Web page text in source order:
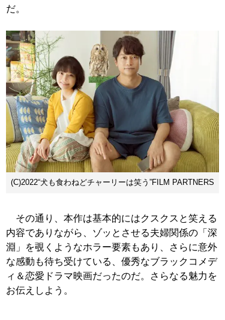
だ。
(C)2022“犬も食わねどチャーリーは笑う”FILM PARTNERS
その通り、本作は基本的にはクスクスと笑える
内容でありながら、ゾッとさせる夫婦関係の「深
淵」を覗くようなホラー要素もあり、さらに意外
な感動も待ち受けている、優秀なブラックコメデ
ィ＆恋愛ドラマ映画だったのだ。さらなる魅力を
お伝えしよう。